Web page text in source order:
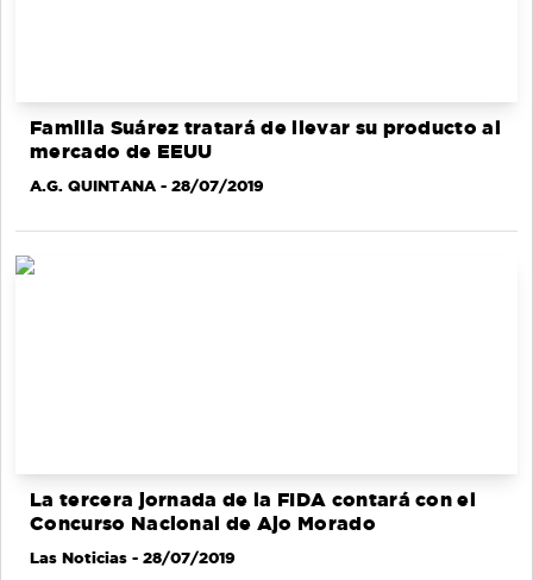
Familia Suárez tratará de llevar su producto al
mercado de EEUU
A.G. QUINTANA - 28/07/2019
La tercera jornada de la FIDA contará con el
Concurso Nacional de Ajo Morado
Las Noticias - 28/07/2019